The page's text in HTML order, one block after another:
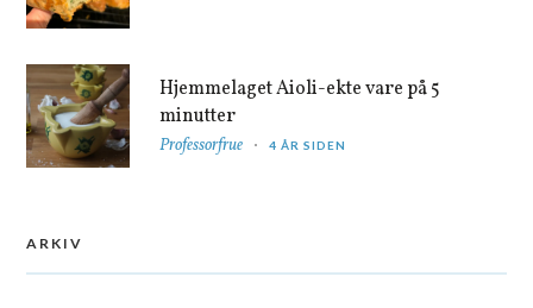
Hjemmelaget Aioli-ekte vare på 5
minutter
Professorfrue 4 ÅR SIDEN
ARKIV